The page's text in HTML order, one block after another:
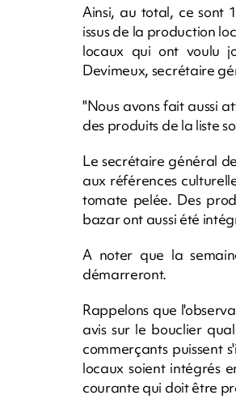
Ainsi, au total, ce sont
issus de la production
locaux qui ont voulu
Devimeux, secrétaire
"Nous avons fait aussi
des produits de la liste
Le secrétaire général
aux références
tomate pelée. Des
bazar ont aussi été
A noter que la
démarreront.
Rappelons que
avis sur le bouclier
commerçants puissent
locaux soient intégrés
courante qui doit être